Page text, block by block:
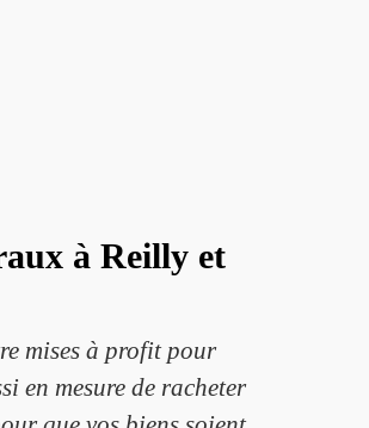
à Reilly et
mises à profit pour
en mesure de racheter